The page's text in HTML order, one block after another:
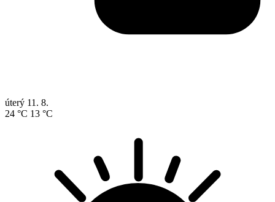
úterý 11. 8.
24 °C 13 °C